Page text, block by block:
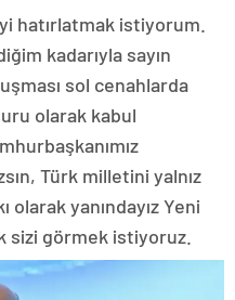
hatırlatmak istiyorum.
kadarıyla sayın
sol cenahlarda
olarak kabul
Türk milletini yalnız
olarak yanındayız Yeni
sizi görmek istiyoruz.